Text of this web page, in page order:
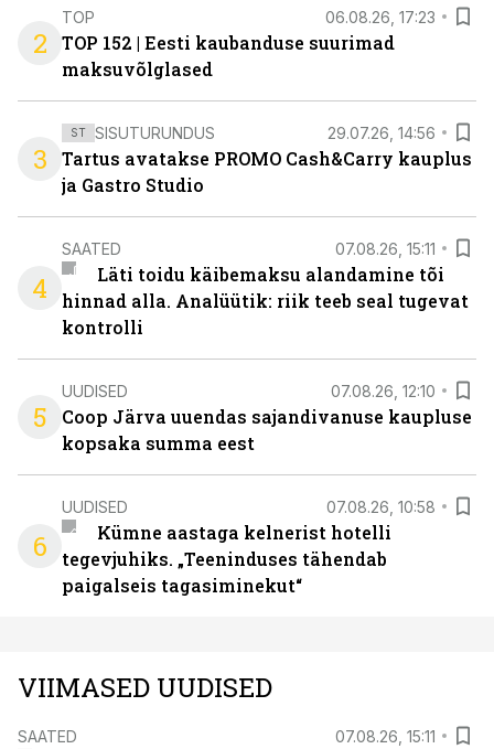
2
TOP 06.08.26, 17:23
TOP 152 | Eesti kaubanduse suurimad
maksuvõlglased
3
ST SISUTURUNDUS 29.07.26, 14:56
Tartus avatakse PROMO Cash&Carry kauplus
ja Gastro Studio
4
SAATED 07.08.26, 15:11
Läti toidu käibemaksu alandamine tõi
hinnad alla. Analüütik: riik teeb seal tugevat
kontrolli
5
UUDISED 07.08.26, 12:10
Coop Järva uuendas sajandivanuse kaupluse
kopsaka summa eest
6
UUDISED 07.08.26, 10:58
Kümne aastaga kelnerist hotelli
tegevjuhiks. „Teeninduses tähendab
paigalseis tagasiminekut“
VIIMASED UUDISED
SAATED 07.08.26, 15:11